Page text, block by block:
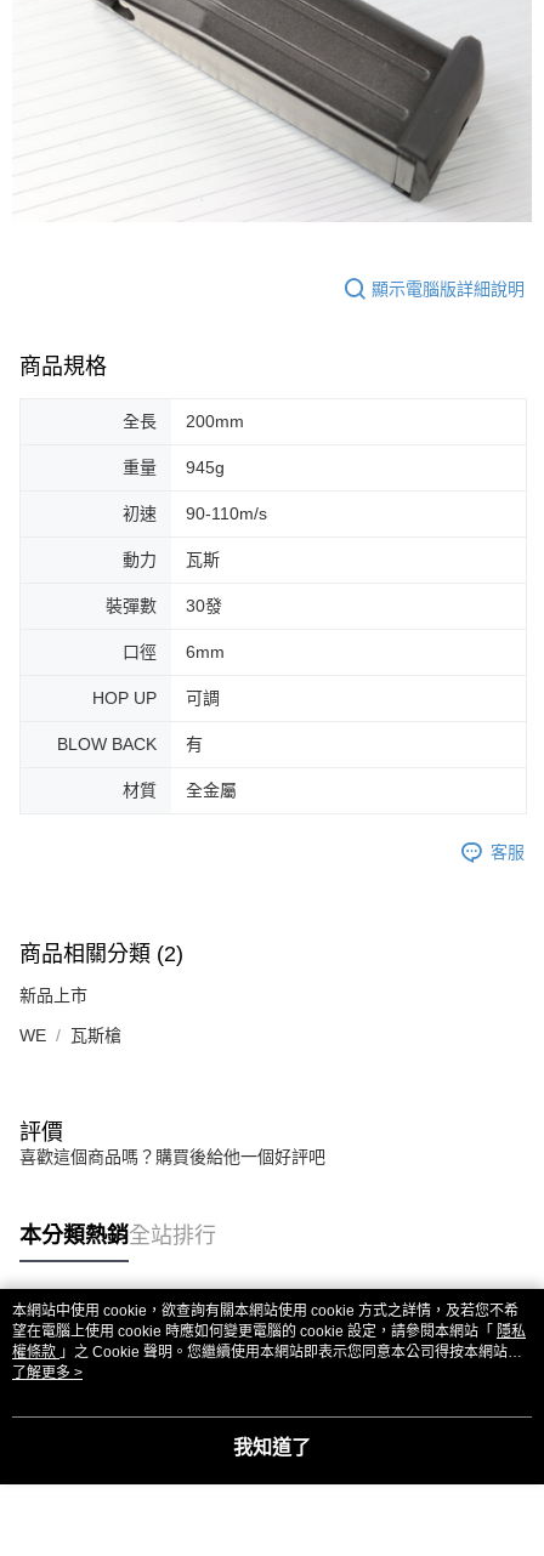
顯示電腦版詳細說明
商品規格
全長 200mm
重量 945g
初速 90-110m/s
動力 瓦斯
裝彈數 30發
口徑 6mm
HOP UP 可調
BLOW BACK 有
材質 全金屬
客服
商品相關分類 (2)
新品上市
WE 瓦斯槍
評價
喜歡這個商品嗎？購買後給他一個好評吧
本分類熱銷全站排行
熱門標籤
本網站中使用 cookie，欲查詢有關本網站使用 cookie 方式之詳情，及若您不希
望在電腦上使用 cookie 時應如何變更電腦的 cookie 設定，請參閱本網站「 隱私
權條款 」之 Cookie 聲明。您繼續使用本網站即表示您同意本公司得按本網站使
用條款之 Cookie 聲明使用 cookie。
了解更多 >
我知道了